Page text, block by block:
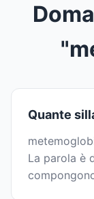
Quante
La parola è